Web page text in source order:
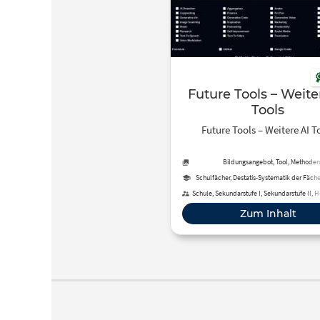
Future Tools –
Tools
Future Tools – Weitere AI
Bildungsangebot, Tool, Methoden
Schulfächer, Destatis-Systematik der
Schule, Sekundarstufe I, Sekundarstufe II,
Berufliche Bildung, Fortbildung,
Fernunterricht
Zum Inhalt